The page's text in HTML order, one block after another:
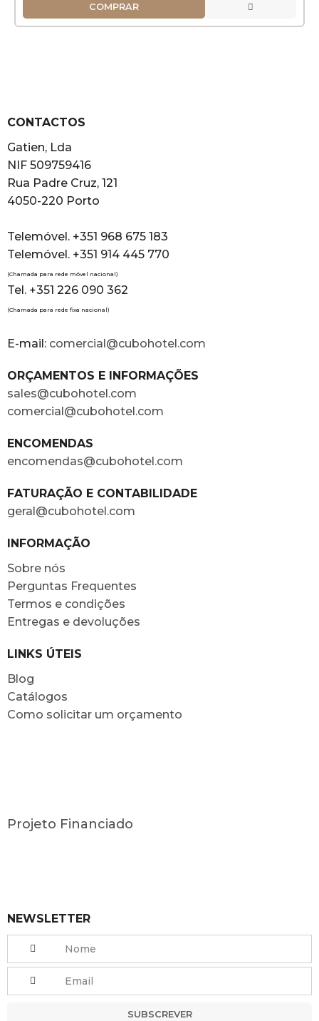
COMPRAR
CONTACTOS
Gatien, Lda
NIF 509759416
Rua Padre Cruz, 121
4050-220 Porto
Telemóvel. +351 968 675 183
Telemóvel. +351 914 445 770
(Chamada para rede móvel nacional)
Tel. +351 226 090 362
(Chamada para rede fixa nacional)
E-mail: comercial@cubohotel.com
ORÇAMENTOS E INFORMAÇÕES
sales@cubohotel.com
comercial@cubohotel.com
ENCOMENDAS
encomendas@cubohotel.com
FATURAÇÃO E CONTABILIDADE
geral@cubohotel.com
INFORMAÇÃO
Sobre nós
Perguntas Frequentes
Termos e condições
Entregas e devoluções
LINKS ÚTEIS
Blog
Catálogos
Como solicitar um orçamento
Projeto Financiado
NEWSLETTER
SUBSCREVER